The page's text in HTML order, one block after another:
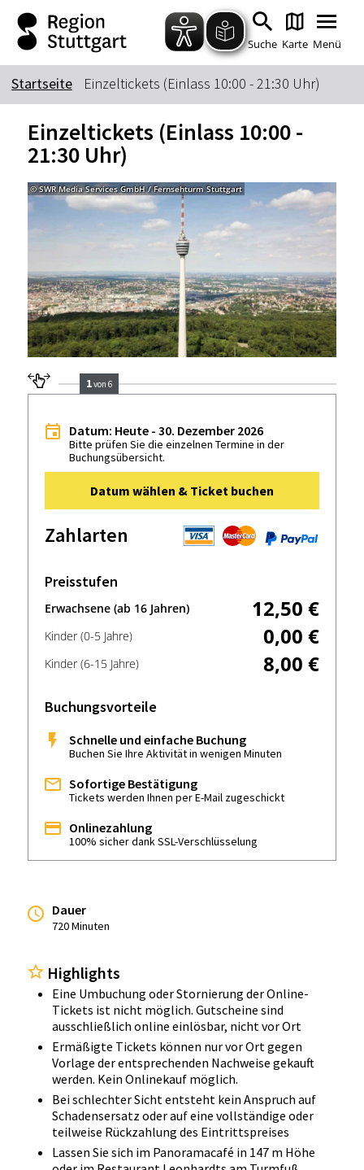
Zum Hauptinhalt springen
Zur Suche springen
Zur Hauptnavigation
Zum Footer springen
Suche Karte Menü
Suchbegriff
Stadtführungen
Tickets
Übernachtung
Essen & Trinken
Wein
Automobil
Kultur
Feste & Highlights
Startseite Einzeltickets (Einlass 10:00 - 21:30 Uhr)
Einzeltickets (Einlass 10:00 -
21:30 Uhr)
© SWR Media Services GmbH / Fernsehturm Stuttgart
1von 6
Datum: Heute - 30. Dezember 2026
Bitte prüfen Sie die einzelnen Termine in der
Buchungsübersicht.
Datum wählen & Ticket buchen
Zahlarten
Preisstufen
Erwachsene (ab 16 Jahren) 12,50 €
Kinder (0-5 Jahre) 0,00 €
Kinder (6-15 Jahre) 8,00 €
Buchungsvorteile
Schnelle und einfache Buchung
Buchen Sie Ihre Aktivität in wenigen Minuten
Sofortige Bestätigung
Tickets werden Ihnen per E-Mail zugeschickt
Onlinezahlung
100% sicher dank SSL-Verschlüsselung
Dauer
720 Minuten
Highlights
Eine Umbuchung oder Stornierung der Online-
Tickets ist nicht möglich. Gutscheine sind
ausschließlich online einlösbar, nicht vor Ort
Ermäßigte Tickets können nur vor Ort gegen
Vorlage der entsprechenden Nachweise gekauft
werden. Kein Onlinekauf möglich.
Bei schlechter Sicht entsteht kein Anspruch auf
Schadensersatz oder auf eine vollständige oder
teilweise Rückzahlung des Eintrittspreises
Lassen Sie sich im Panoramacafé in 147 m Höhe